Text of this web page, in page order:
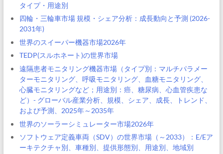
タイプ・用途別
四輪・三輪車市場 規模・シェア分析：成長動向と予測 (2026-
2031年)
世界のスイーパー機器市場2026年
TEDP(スルホネート)の世界市場
遠隔患者モニタリング機器市場（タイプ別：マルチパラメー
ターモニタリング、呼吸モニタリング、血糖モニタリング、
心臓モニタリングなど；用途別：癌、糖尿病、心血管疾患な
ど）- グローバル産業分析、規模、シェア、成長、トレンド、
および予測、2025年～2035年
世界のソーラーシミュレーター市場2026年
ソフトウェア定義車両（SDV）の世界市場（～2033）：E/Eア
ーキテクチャ別、車種別、提供形態別、用途別、地域別